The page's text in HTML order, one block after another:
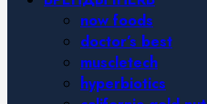
now foods
doctor’s best
muscletech
hyperbiotics